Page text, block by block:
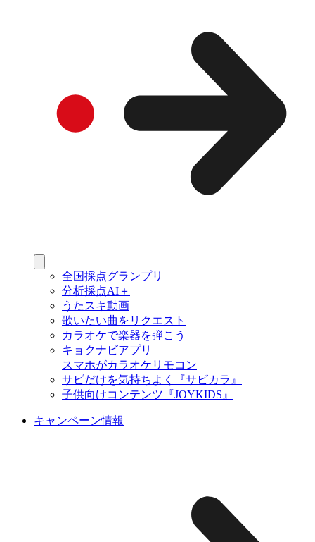
全国採点グランプリ
分析採点AI＋
うたスキ動画
歌いたい曲をリクエスト
カラオケで楽器を弾こう
キョクナビアプリ
スマホがカラオケリモコン
サビだけを気持ちよく『サビカラ』
子供向けコンテンツ『JOYKIDS』
キャンペーン情報